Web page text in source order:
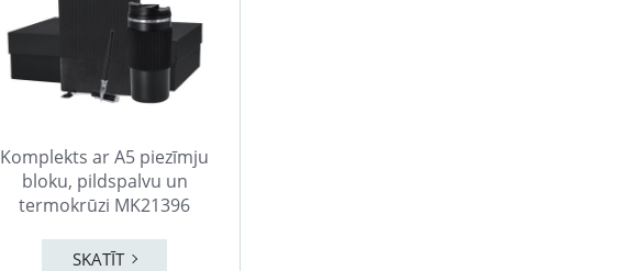
Komplekts ar A5 piezīmju
bloku, pildspalvu un
termokrūzi MK21396
SKATĪT